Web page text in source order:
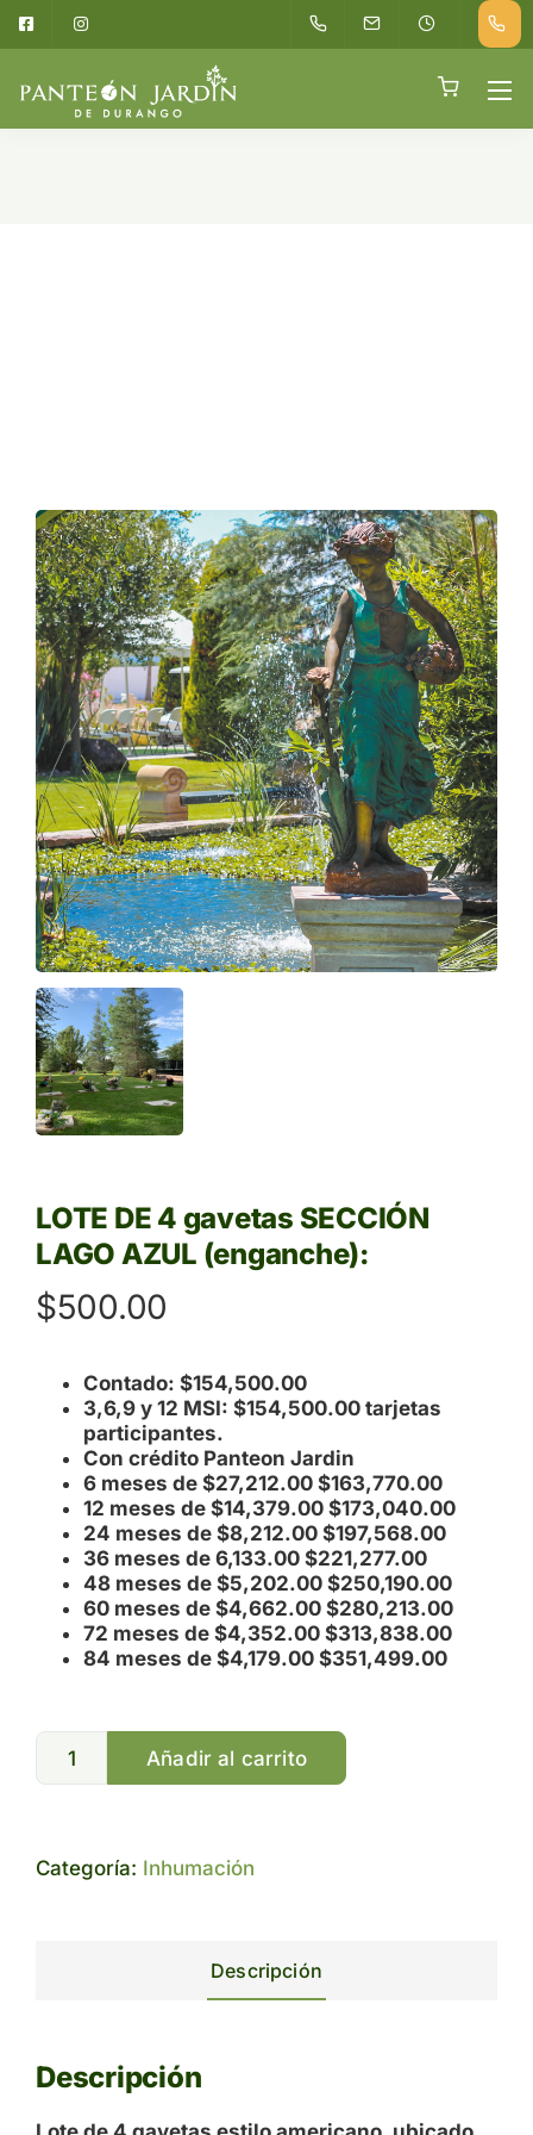
LOTE DE 4 gavetas SECCIÓN
LAGO AZUL (enganche):
$500.00
Contado: $154,500.00
3,6,9 y 12 MSI: $154,500.00 tarjetas
participantes.
Con crédito Panteon Jardin
6 meses de $27,212.00 $163,770.00
12 meses de $14,379.00 $173,040.00
24 meses de $8,212.00 $197,568.00
36 meses de 6,133.00 $221,277.00
48 meses de $5,202.00 $250,190.00
60 meses de $4,662.00 $280,213.00
72 meses de $4,352.00 $313,838.00
84 meses de $4,179.00 $351,499.00
Añadir al carrito
Categoría: Inhumación
Descripción
Descripción